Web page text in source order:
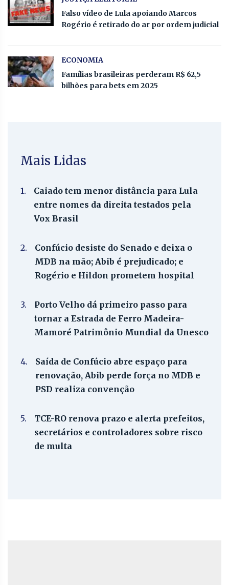
Falso vídeo de Lula apoiando Marcos
Rogério é retirado do ar por ordem judicial
ECONOMIA
Famílias brasileiras perderam R$ 62,5
bilhões para bets em 2025
Mais Lidas
1.
Caiado tem menor distância para Lula
entre nomes da direita testados pela
Vox Brasil
2.
Confúcio desiste do Senado e deixa o
MDB na mão; Abib é prejudicado; e
Rogério e Hildon prometem hospital
3.
Porto Velho dá primeiro passo para
tornar a Estrada de Ferro Madeira-
Mamoré Patrimônio Mundial da Unesco
4.
Saída de Confúcio abre espaço para
renovação, Abib perde força no MDB e
PSD realiza convenção
5.
TCE-RO renova prazo e alerta prefeitos,
secretários e controladores sobre risco
de multa